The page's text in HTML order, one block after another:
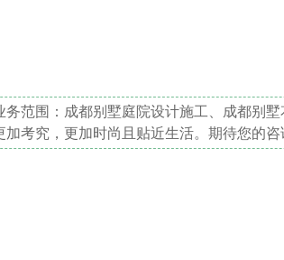
范围：成都别墅庭院设计施工、成都别
考究，更加时尚且贴近生活。期待您的咨